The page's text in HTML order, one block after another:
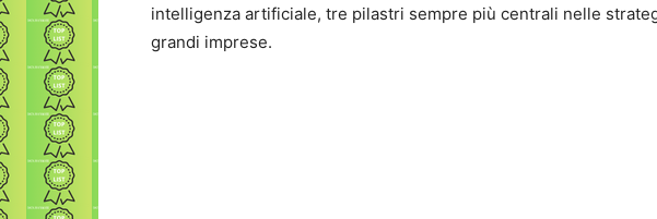
intelligenza artificiale, tre pilastri sempre più centrali nelle
grandi imprese.